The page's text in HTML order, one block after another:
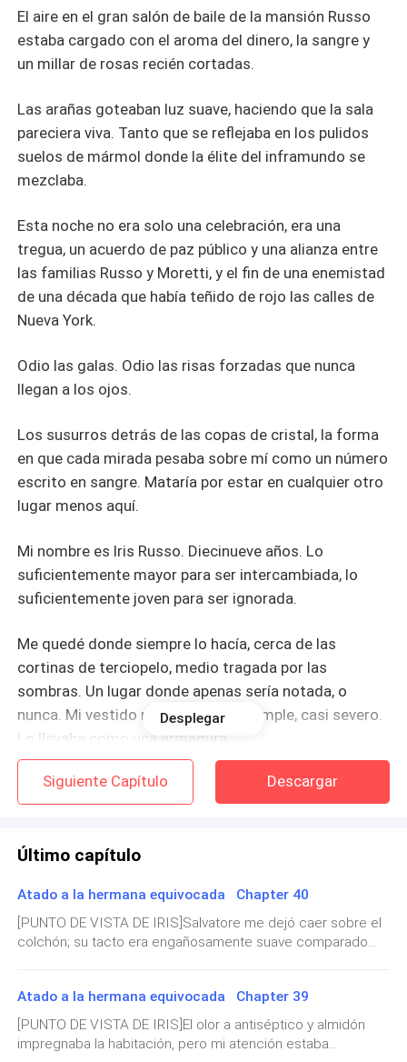
El aire en el gran salón de baile de la mansión Russo
estaba cargado con el aroma del dinero, la sangre y
un millar de rosas recién cortadas.
Las arañas goteaban luz suave, haciendo que la sala
pareciera viva. Tanto que se reflejaba en los pulidos
suelos de mármol donde la élite del inframundo se
mezclaba.
Esta noche no era solo una celebración, era una
tregua, un acuerdo de paz público y una alianza entre
las familias Russo y Moretti, y el fin de una enemistad
de una década que había teñido de rojo las calles de
Nueva York.
Odio las galas. Odio las risas forzadas que nunca
llegan a los ojos.
Los susurros detrás de las copas de cristal, la forma
en que cada mirada pesaba sobre mí como un número
escrito en sangre. Mataría por estar en cualquier otro
lugar menos aquí.
Mi nombre es Iris Russo. Diecinueve años. Lo
suficientemente mayor para ser intercambiada, lo
suficientemente joven para ser ignorada.
Me quedé donde siempre lo hacía, cerca de las
cortinas de terciopelo, medio tragada por las
sombras. Un lugar donde apenas sería notada, o
nunca. Mi vestido rojo oscuro era simple, casi severo.
Lo llevaba como una armadura.
Sofía nunca lo necesitaba.
Para ser la princesita y heredera de papá.
Ella estaba de pie junto a nuestro padre como si
perteneciera allí, y como si la sala hubiera sido
construida para ella. Bueno, la gala de esta noche
La seda marfil se ajustaba a su cuerpo. Las
lentejuelas capturaban la luz con cada movimiento
Desplegar
Siguiente Capítulo Descargar
Último capítulo
Atado a la hermana equivocada Chapter 40
[PUNTO DE VISTA DE IRIS]Salvatore me dejó caer sobre el
colchón; su tacto era engañosamente suave comparado
temblor no cesaba. No era solo el frío, era el olor metálico a
sangre que no se me quitaba de la nariz.—¿Por qué? —
susurré, la palabra atascada en mi garganta seca—. ¿Por
qué tuviste que matarlos?No respondió de inmediato. En
Atado a la hermana equivocada Chapter 39
[PUNTO DE VISTA DE IRIS]El olor a antiséptico y almidón
impregnaba la habitación, pero mi atención estaba